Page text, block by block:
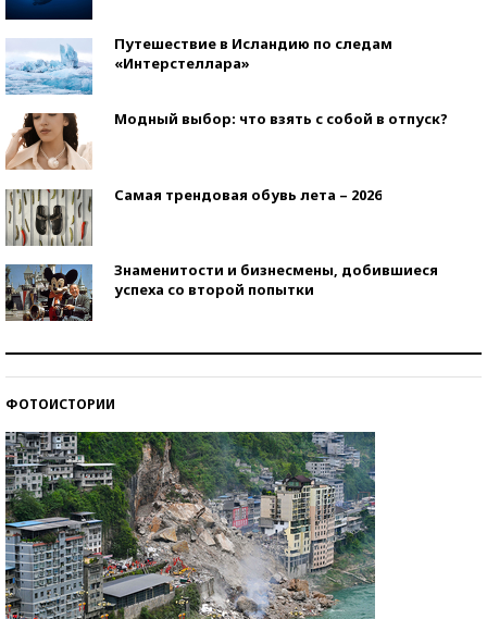
Путешествие в Исландию по следам
«Интерстеллара»
Модный выбор: что взять с собой в отпуск?
Самая трендовая обувь лета – 2026
Знаменитости и бизнесмены, добившиеся
успеха со второй попытки
ФОТОИСТОРИИ